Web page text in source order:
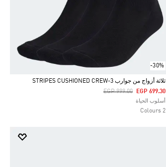
-30%
Selected
ثلاثة أزواج من جوارب 3-STRIPES CUSHIONED CREW
Price Reduced From
EGP 999.00ToEGP 699.30
أسلوب الحياة
2 Colours